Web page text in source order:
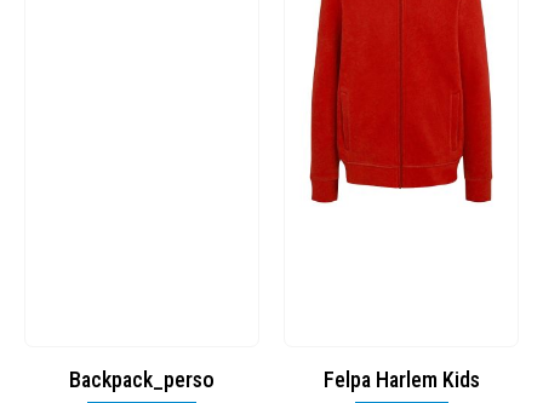
Backpack_perso Felpa Harlem Kids